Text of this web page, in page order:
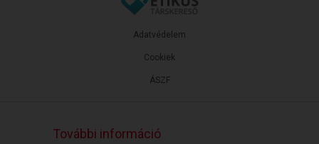
ÁSZF
Adatvédelem
Cookiek
További információ